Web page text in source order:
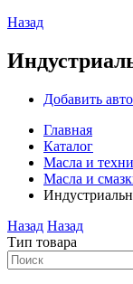
Назад
Добавить авто
Главная
Каталог
Масла и
Масла и
Назад Назад
Тип товара